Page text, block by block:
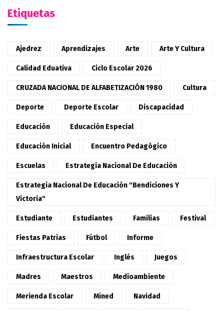
Etiquetas
Ajedrez Aprendizajes Arte Arte Y Cultura
Calidad Eduativa Ciclo Escolar 2026
CRUZADA NACIONAL DE ALFABETIZACIÓN 1980 Cultura
Deporte Deporte Escolar Discapacidad
Educación Educación Especial
Educación Inicial Encuentro Pedagógico
Escuelas Estrategia Nacional De Educación
Estrategia Nacional De Educación "Bendiciones Y
Victoria"
Estudiante Estudiantes Familias Festival
Fiestas Patrias Fútbol Informe
Infraestructura Escolar Inglés Juegos
Madres Maestros Medioambiente
Merienda Escolar Mined Navidad